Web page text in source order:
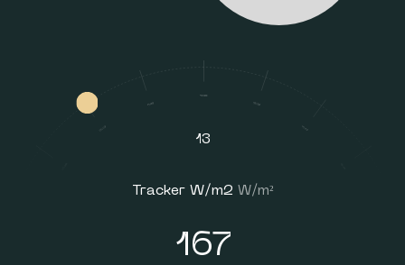
13
Tracker W/m2 W/m²
167